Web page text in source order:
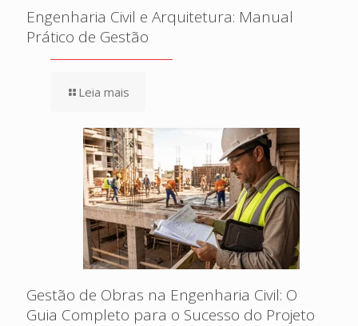
Engenharia Civil e Arquitetura: Manual
Prático de Gestão
Leia mais
Gestão de Obras na Engenharia Civil: O
Guia Completo para o Sucesso do Projeto